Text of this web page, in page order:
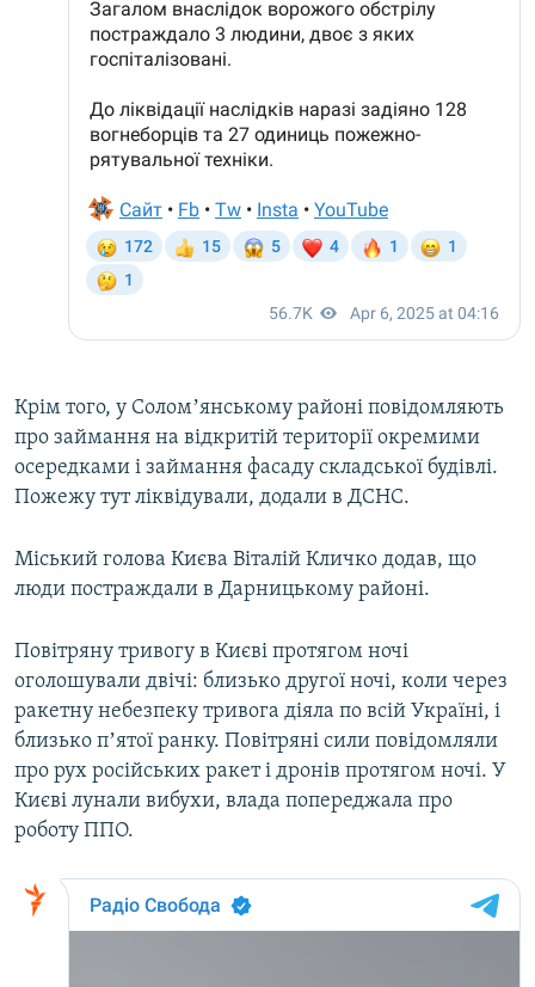
Крім того, у Соломʼянському районі повідомляють
про займання на відкритій території окремими
осередками і займання фасаду складської будівлі.
Пожежу тут ліквідували, додали в ДСНС.
Міський голова Києва Віталій Кличко додав, що
люди постраждали в Дарницькому районі.
Повітряну тривогу в Києві протягом ночі
оголошували двічі: близько другої ночі, коли через
ракетну небезпеку тривога діяла по всій Україні, і
близько пʼятої ранку. Повітряні сили повідомляли
про рух російських ракет і дронів протягом ночі. У
Києві лунали вибухи, влада попереджала про
роботу ППО.